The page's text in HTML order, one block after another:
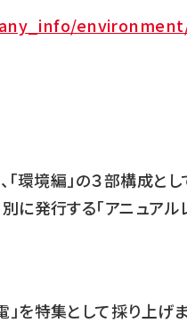
環境編」の３部構成と
発行する「アニュアル
特集として採り上げま